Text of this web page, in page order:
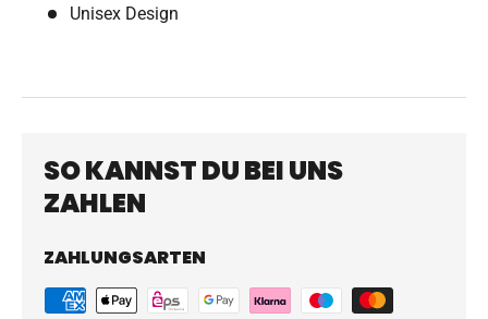
Unisex Design
SO KANNST DU BEI UNS
ZAHLEN
ZAHLUNGSARTEN